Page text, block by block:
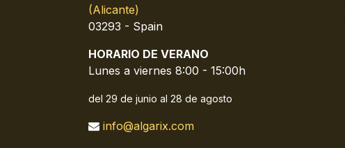
(Alicante)
03293 - Spain
HORARIO DE VERANO
Lunes a viernes 8:00 - 15:00h
del 29 de junio al 28 de agosto
info@algarix.com